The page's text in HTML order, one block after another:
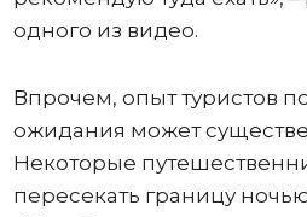
одного из видео.
Впрочем, опыт туристов
ожидания может
Некоторые
пересекать границу